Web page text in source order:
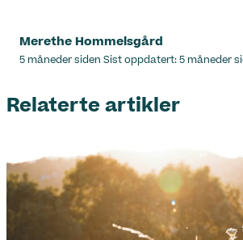
Merethe Hommelsgård
Lagt
5 måneder siden Sist oppdatert:5 måneder
Relaterte artikler